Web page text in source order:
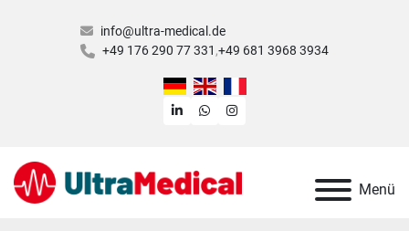
info@ultra-medical.de
+49 176 290 77 331 +49 681 3968 3934
linkedinwhatsappinstagram
Menü